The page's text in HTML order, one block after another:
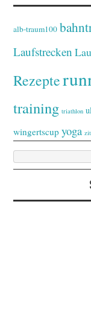
alb-traum100
Laufstrecken
Rezepte
training triathlon
wingertscup yoga